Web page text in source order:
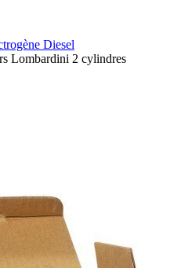
Diesel
Lombardini 2 cylindres